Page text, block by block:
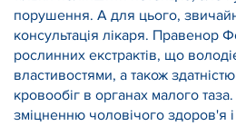
порушення. А для цього,
консультація лікаря. Правенор
рослинних екстрактів, що
властивостями, а також
кровообіг в органах малого
зміцненню чоловічого здоров'я